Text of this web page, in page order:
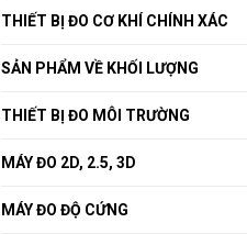
THIẾT BỊ ĐO CƠ KHÍ CHÍNH XÁC
SẢN PHẨM VỀ KHỐI LƯỢNG
THIẾT BỊ ĐO MÔI TRƯỜNG
MÁY ĐO 2D, 2.5, 3D
MÁY ĐO ĐỘ CỨNG